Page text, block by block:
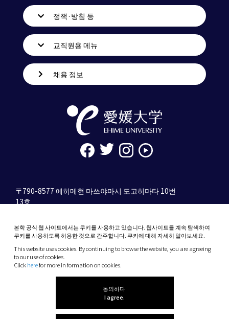
본학 공식 웹 사이트에서는 쿠키를 사용하고 있습니다. 웹사이트를 계속 탐색하여
쿠키를 사용하도록 허용한 것으로 간주합니다. 쿠키에 대해 자세히 알아보세요.
This website uses cookies. By continuing to browse the website, you are agreeing
to our use of cookies.
Clickherefor more in formation on cookies.
동의하다
I agree.
정책·방침 등
교직원용 메뉴
채용 정보
〒790-8577 에히메현 마쓰야마시 도고히마타 10번
13호
10-13 Dogo-Himata, Matsuyama, Ehime 790-
Phone: +81 89-927-9000
(C) 2026 Ehime University.